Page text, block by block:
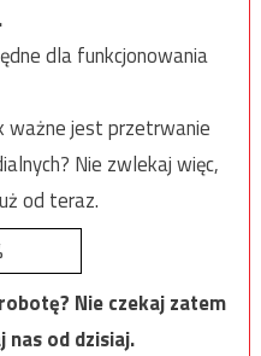
dla funkcjonowania
ważne jest przetrwanie
Nie zwlekaj więc,
od teraz.
Nie czekaj zatem
od dzisiaj.